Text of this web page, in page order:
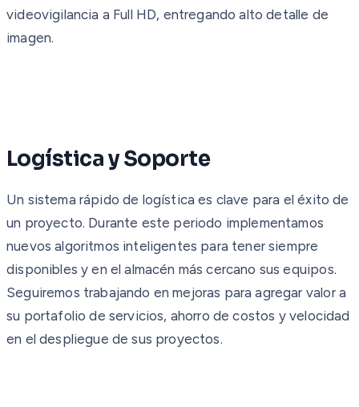
videovigilancia a Full HD, entregando alto detalle de
imagen.
Logística y Soporte
Un sistema rápido de logística es clave para el éxito de
un proyecto. Durante este periodo implementamos
nuevos algoritmos inteligentes para tener siempre
disponibles y en el almacén más cercano sus equipos.
Seguiremos trabajando en mejoras para agregar valor a
su portafolio de servicios, ahorro de costos y velocidad
en el despliegue de sus proyectos.